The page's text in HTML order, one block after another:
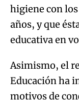
higiene con
años, y que
educativa en
Asimismo, el
Educación ha
motivos de